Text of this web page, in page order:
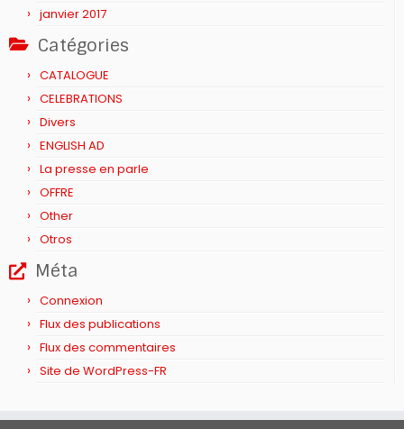
janvier 2017
Catégories
CATALOGUE
CELEBRATIONS
Divers
ENGLISH AD
La presse en parle
OFFRE
Other
Otros
Méta
Connexion
Flux des publications
Flux des commentaires
Site de WordPress-FR